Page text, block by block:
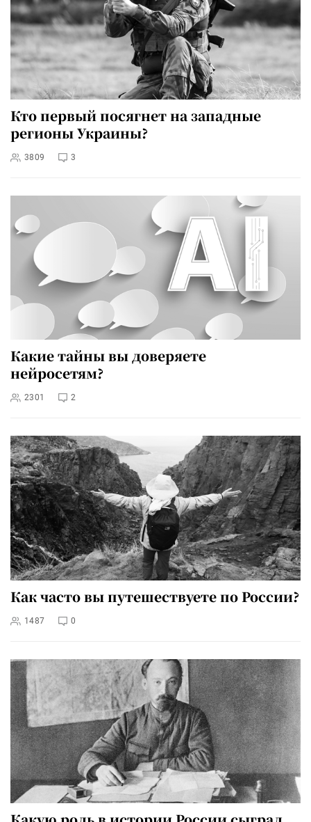
Кто первый посягнет на западные
регионы Украины?
3809 3
Какие тайны вы доверяете
нейросетям?
2301 2
Как часто вы путешествуете по России?
1487 0